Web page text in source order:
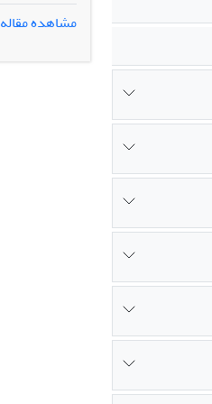
عام‌گرا و
پویا کمک
صرفاً از
مشاهده مقاله